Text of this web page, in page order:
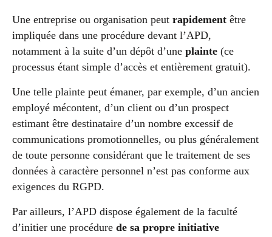
Une entreprise ou organisation peut rapidement être
impliquée dans une procédure devant l’APD,
notamment à la suite d’un dépôt d’une plainte (ce
processus étant simple d’accès et entièrement gratuit).
Une telle plainte peut émaner, par exemple, d’un ancien
employé mécontent, d’un client ou d’un prospect
estimant être destinataire d’un nombre excessif de
communications promotionnelles, ou plus généralement
de toute personne considérant que le traitement de ses
données à caractère personnel n’est pas conforme aux
exigences du RGPD.
Par ailleurs, l’APD dispose également de la faculté
d’initier une procédure de sa propre initiative